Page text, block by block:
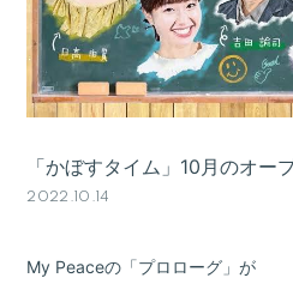
「かぼすタイム」10月のオー
2022.10.14
My Peaceの「プロローグ」が